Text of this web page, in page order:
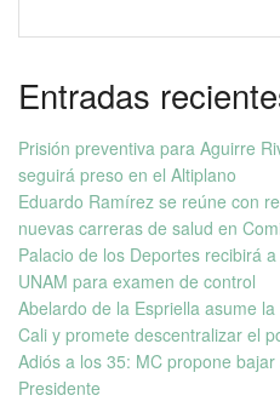
Entradas
Prisión preventiva para Aguirre
seguirá preso en el Altiplano
Eduardo Ramírez se reúne con
nuevas carreras de salud en
Palacio de los Deportes recibirá
UNAM para examen de control
Abelardo de la Espriella asume
Cali y promete descentralizar el
Adiós a los 35: MC propone
Presidente